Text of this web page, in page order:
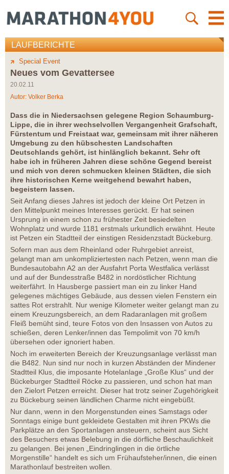
LAUFBERICHTE
Special Event
Neues vom Gevattersee
20.02.11
Autor: Volker Berka
Dass die in Niedersachsen gelegene Region Schaumburg-
Lippe, die in ihrer wechselvollen Vergangenheit Grafschaft,
Fürstentum und Freistaat war, gemeinsam mit ihrer näheren
Umgebung zu den hübschesten Landschaften
Deutschlands gehört, ist hinlänglich bekannt. Sehr oft
habe ich in früheren Jahren diese schöne Gegend bereist
und mich von deren schmucken kleinen Städten, die sich
ihre historischen Kerne weitgehend bewahrt haben,
begeistern lassen.
Seit Anfang dieses Jahres ist jedoch der kleine Ort Petzen in
den Mittelpunkt meines Interesses gerückt. Er hat seinen
Ursprung in einem schon zu frühester Zeit besiedelten
Wohnplatz und wurde 1181 erstmals urkundlich erwähnt. Heute
ist Petzen ein Stadtteil der einstigen Residenzstadt Bückeburg.
Sofern man aus dem Rheinland oder Ruhrgebiet anreist,
gelangt man am unkompliziertesten nach Petzen, wenn man die
Bundesautobahn A2 an der Ausfahrt Porta Westfalica verlässt
und auf der Bundesstraße B482 in nordöstlicher Richtung
weiterfährt. In Hausberge passiert man ein zu linker Hand
gelegenes mächtiges Gebäude, aus dessen vielen Fenstern ein
sattes Rot erstrahlt. Nur wenige Kilometer weiter gelangt man zu
einem Kreuzungsbereich, an dem Radaranlagen mit großem
Fleiß bemüht sind, teure Fotos von den Insassen von Autos zu
schießen, deren Lenker/innen das Tempolimit von 70 km/h
übersehen oder ignoriert haben.
Noch im erweiterten Bereich der Kreuzungsanlage verlässt man
die B482. Nun sind nur noch in kurzen Abständen der Mindener
Stadtteil Klus, die imposante Hotelanlage „Große Klus“ und der
Bückeburger Stadtteil Röcke zu passieren, und schon hat man
den Zielort Petzen erreicht. Dieser hat trotz seiner Zugehörigkeit
zu Bückeburg seinen ländlichen Charme nicht eingebüßt.
Nur dann, wenn in den Morgenstunden eines Samstags oder
Sonntags einige bunt gekleidete Gestalten mit ihren PKWs die
Parkplätze an den Sportanlagen ansteuern, scheint aus Sicht
des Besuchers etwas Belebung in die dörfliche Beschaulichkeit
zu gelangen. Bei jenen „Eindringlingen in die örtliche
Morgenstille“ handelt es sich um Frühaufsteher/innen, die einen
Marathonlauf bestreiten wollen.